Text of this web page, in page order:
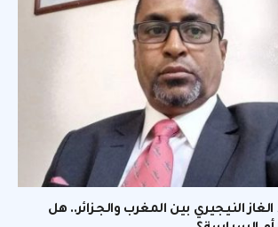
النيجيري بين المغرب والجزائر.. هل